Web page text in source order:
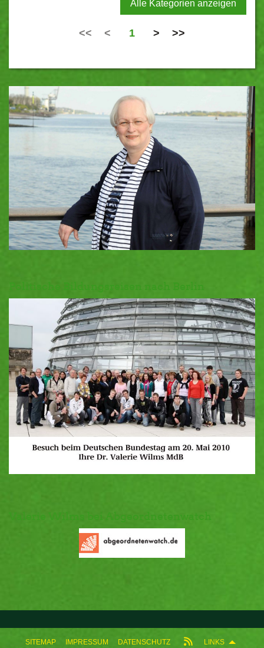
LINKS
SITEMAP IMPRESSUM DATENSCHUTZ
Alle Kategorien anzeigen
<< < 1 > >>
Valerie Wilms bei Abgeordnetenwatch